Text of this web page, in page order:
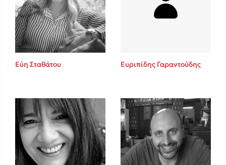
Εύη Σταθάτου Ευριπίδης Γαραντούδης